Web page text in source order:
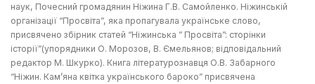
наук, Почесний громадянин Ніжина Г.В. Самойленко. Ніжинській
організації “Просвіта”, яка пропагувала українське слово,
присвячено збірник статей “Ніжинська ” Просвіта”: сторінки
історії”(упорядники О. Морозов, В. Ємельянов; відповідальний
редактор М. Шкурко). Книга літературознавця О.В. Забарного
“Ніжин. Кам’яна квітка українського бароко” присвячена